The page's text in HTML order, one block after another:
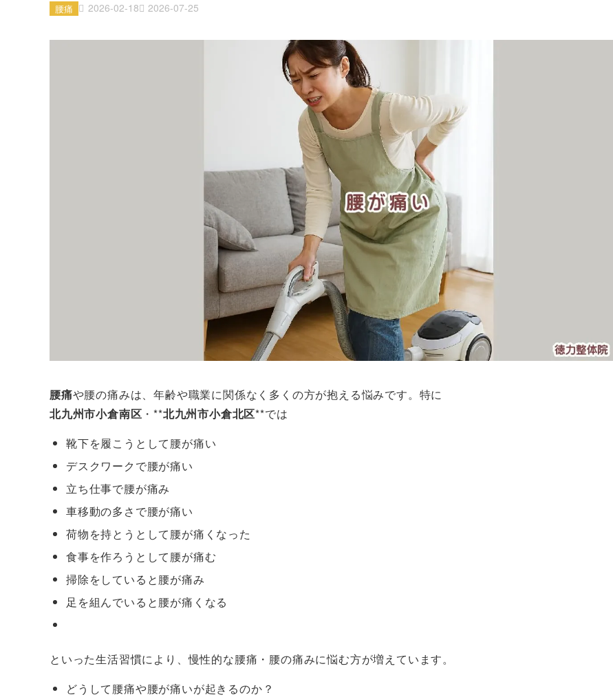
2026-02-18 2026-07-25
腰痛
腰痛や腰の痛みは、年齢や職業に関係なく多くの方が抱える悩みです。特に
北九州市小倉南区 ・**北九州市小倉北区**では
靴下を履こうとして腰が痛い
デスクワークで腰が痛い
立ち仕事で腰が痛み
車移動の多さで腰が痛い
荷物を持とうとして腰が痛くなった
食事を作ろうとして腰が痛む
掃除をしていると腰が痛み
足を組んでいると腰が痛くなる
といった生活習慣により、慢性的な腰痛・腰の痛みに悩む方が増えています。
どうして腰痛や腰が痛いが起きるのか？